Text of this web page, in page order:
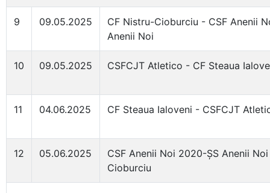
9 09.05.2025
CF Nistru-Cioburciu - CSF Anenii
Anenii Noi
10 09.05.2025 CSFCJT Atletico - CF Steaua
11 04.06.2025 CF Steaua Ialoveni - CSFCJT
12 05.06.2025
CSF Anenii Noi 2020-ȘS Anenii
Cioburciu